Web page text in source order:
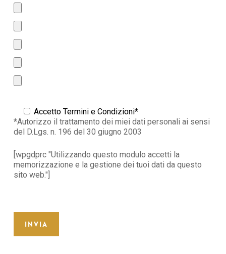
Accetto Termini e Condizioni*
*Autorizzo il trattamento dei miei dati personali ai sensi
del D.Lgs. n. 196 del 30 giugno 2003
[wpgdprc "Utilizzando questo modulo accetti la
memorizzazione e la gestione dei tuoi dati da questo
sito web."]